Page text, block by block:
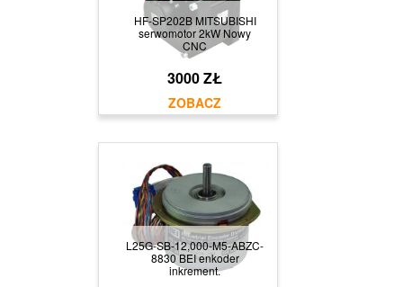
HF-SP202B MITSUBISHI
serwomotor 2kW Nowy
CNC
3000 ZŁ
L25G-SB-12,000-M5-ABZC-
8830 BEI enkoder
inkrement.